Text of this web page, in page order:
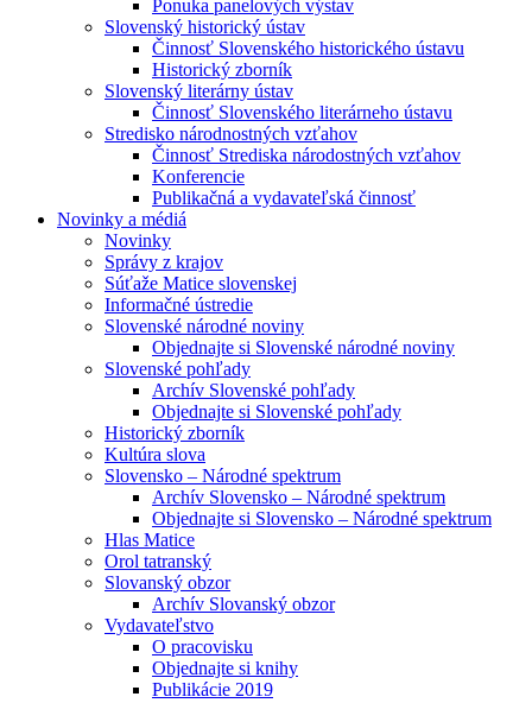
Ponuka panelových výstav
Slovenský historický ústav
Činnosť Slovenského historického ústavu
Historický zborník
Slovenský literárny ústav
Činnosť Slovenského literárneho ústavu
Stredisko národnostných vzťahov
Činnosť Strediska národostných vzťahov
Konferencie
Publikačná a vydavateľská činnosť
Novinky a médiá
Novinky
Správy z krajov
Súťaže Matice slovenskej
Informačné ústredie
Slovenské národné noviny
Objednajte si Slovenské národné noviny
Slovenské pohľady
Archív Slovenské pohľady
Objednajte si Slovenské pohľady
Historický zborník
Kultúra slova
Slovensko – Národné spektrum
Archív Slovensko – Národné spektrum
Objednajte si Slovensko – Národné spektrum
Hlas Matice
Orol tatranský
Slovanský obzor
Archív Slovanský obzor
Vydavateľstvo
O pracovisku
Objednajte si knihy
Publikácie 2019